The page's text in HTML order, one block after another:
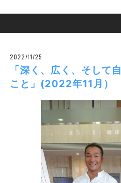
2022/11/25
「深く、広く、そして
こと」(2022年11月）